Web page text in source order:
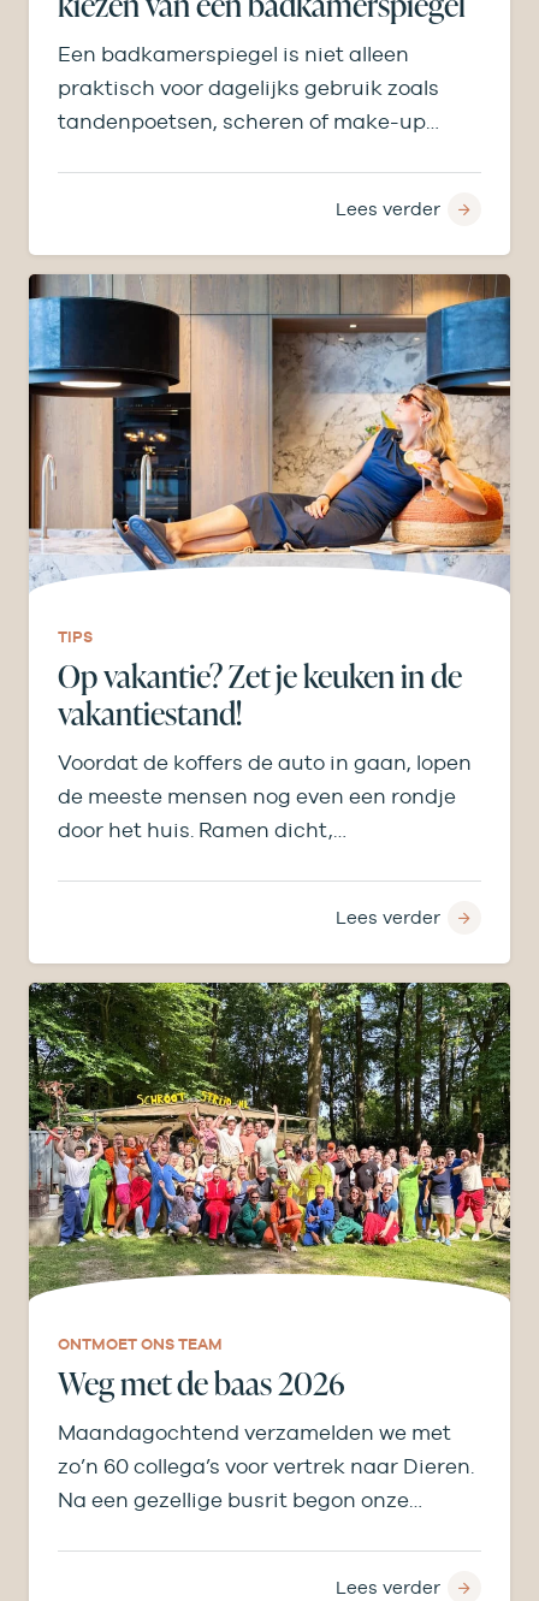
Een badkamerspiegel is niet alleen
praktisch voor dagelijks gebruik zoals
tandenpoetsen, scheren of make-up
Lees verder
TIPS
Op vakantie? Zet je keuken in de
vakantiestand!
Voordat de koffers de auto in gaan, lopen
de meeste mensen nog even een rondje
door het huis. Ramen dicht,…
Lees verder
ONTMOET ONS TEAM
Weg met de baas 2026
Maandagochtend verzamelden we met
zo’n 60 collega’s voor vertrek naar Dieren.
Na een gezellige busrit begon onze
Lees verder